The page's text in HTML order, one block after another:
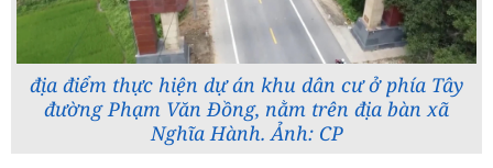
địa điểm thực hiện dự án khu dân cư ở phía Tây
đường Phạm Văn Đồng, nằm trên địa bàn xã
Nghĩa Hành. Ảnh: CP